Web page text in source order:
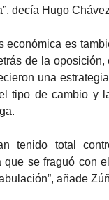
decía Hugo
económica es
de la
una
tipo de cambio y
tenido total
que se fraguó con
añade